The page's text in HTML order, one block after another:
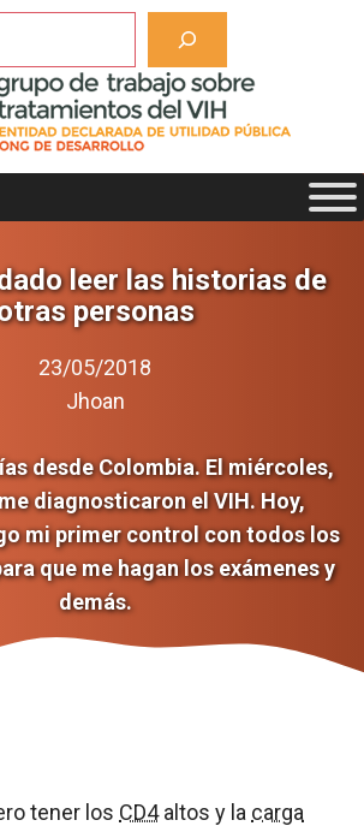
leer las historias de
personas
23/05/2018
Jhoan
desde Colombia. El miércoles,
diagnosticaron el VIH. Hoy,
mi primer control con todos los
que me hagan los exámenes y
demás.
tener los CD4altos y la carga